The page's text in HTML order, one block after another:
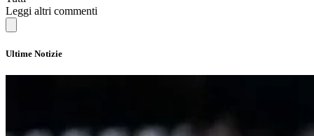
Leggi altri commenti
Ultime Notizie